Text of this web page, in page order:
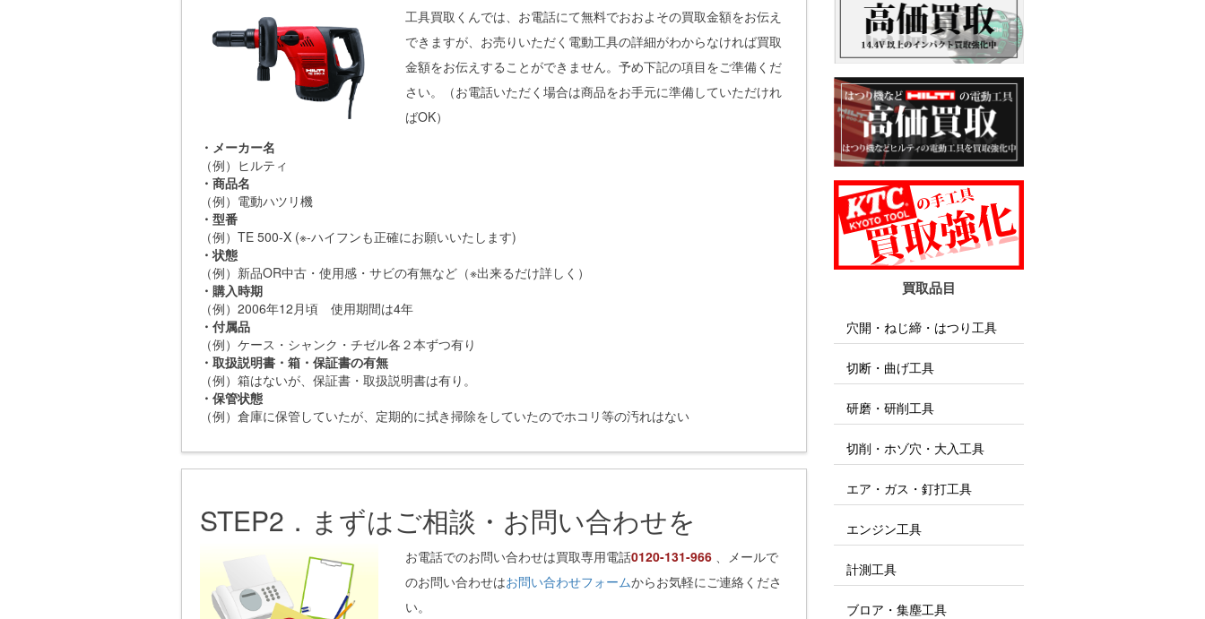
工具買取くんでは、お電話にて無料でおおよその買取金額をお伝え
できますが、お売りいただく電動工具の詳細がわからなければ買取
金額をお伝えすることができません。予め下記の項目をご準備くだ
さい。（お電話いただく場合は商品をお手元に準備していただけれ
ばOK）
・メーカー名
（例）ヒルティ
・商品名
（例）電動ハツリ機
・型番
（例）TE 500-X (※‐ハイフンも正確にお願いいたします)
・状態
（例）新品OR中古・使用感・サビの有無など（※出来るだけ詳しく）
・購入時期
（例）2006年12月頃 使用期間は4年
・付属品
（例）ケース・シャンク・チゼル各２本ずつ有り
・取扱説明書・箱・保証書の有無
（例）箱はないが、保証書・取扱説明書は有り。
・保管状態
（例）倉庫に保管していたが、定期的に拭き掃除をしていたのでホコリ等の汚れはない
STEP2．まずはご相談・お問い合わせを
お電話でのお問い合わせは買取専用電話0120-131-966、メールで
のお問い合わせはお問い合わせフォームからお気軽にご連絡くださ
い。
買取品目
穴開・ねじ締・はつり工具
切断・曲げ工具
研磨・研削工具
切削・ホゾ穴・大入工具
エア・ガス・釘打工具
エンジン工具
計測工具
ブロア・集塵工具